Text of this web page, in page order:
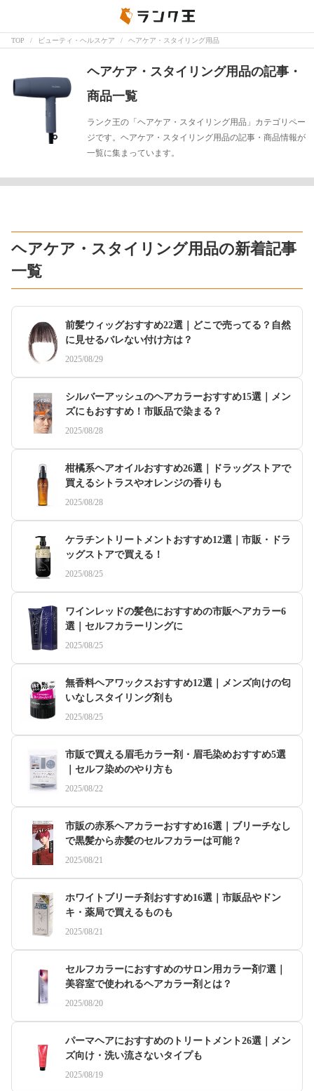
TOP ビューティ・ヘルスケア ヘアケア・スタイリング用品
ヘアケア・スタイリング用品の記事・
商品一覧
ランク王の「ヘアケア・スタイリング用品」カテゴリペー
ジです。ヘアケア・スタイリング用品の記事・商品情報が
一覧に集まっています。
ヘアケア・スタイリング用品の新着記事
一覧
前髪ウィッグおすすめ22選｜どこで売ってる？自然
に見せるバレない付け方は？
2025/08/29
シルバーアッシュのヘアカラーおすすめ15選｜メン
ズにもおすすめ！市販品で染まる？
2025/08/28
柑橘系ヘアオイルおすすめ26選｜ドラッグストアで
買えるシトラスやオレンジの香りも
2025/08/28
ケラチントリートメントおすすめ12選｜市販・ドラ
ッグストアで買える！
2025/08/25
ワインレッドの髪色におすすめの市販ヘアカラー6
選｜セルフカラーリングに
2025/08/25
無香料ヘアワックスおすすめ12選｜メンズ向けの匂
いなしスタイリング剤も
2025/08/25
市販で買える眉毛カラー剤・眉毛染めおすすめ5選
｜セルフ染めのやり方も
2025/08/22
市販の赤系ヘアカラーおすすめ16選｜ブリーチなし
で黒髪から赤髪のセルフカラーは可能？
2025/08/21
ホワイトブリーチ剤おすすめ16選｜市販品やドン
キ・薬局で買えるものも
2025/08/21
セルフカラーにおすすめのサロン用カラー剤7選｜
美容室で使われるヘアカラー剤とは？
2025/08/20
パーマヘアにおすすめのトリートメント26選｜メン
ズ向け・洗い流さないタイプも
2025/08/19